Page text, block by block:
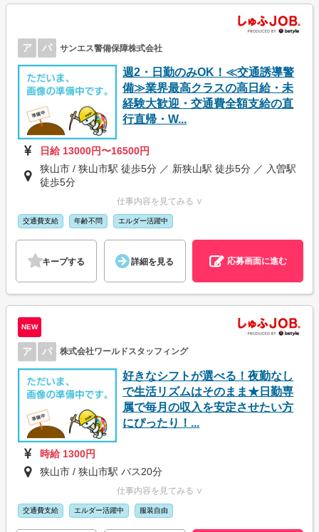
ア パ サンエス警備保障株式会社
週2・日勤のみOK！≪交通誘導警
備≫業界最高クラスの高日給・未
経験大歓迎・交通費全額支給の直
行直帰・W...
日給 13000円〜16500円
狭山市 / 狭山市駅 徒歩5分 ／ 新狭山駅 徒歩5分 ／ 入曽駅
徒歩5分
仕事内容を見てみる ∨
交通費支給 年齢不問 エルダー活躍中
キープする 詳細を見る 応募画面に進む
NEW
ア パ 株式会社ワールドスタッフィング
好きなシフトが選べる！夜勤なし
で生活リズムはそのまま★日勤専
属で毎月の収入を安定させたい方
にぴったり！...
時給 1300円
狭山市 / 狭山市駅 バス20分
仕事内容を見てみる ∨
交通費支給 エルダー活躍中 服装自由